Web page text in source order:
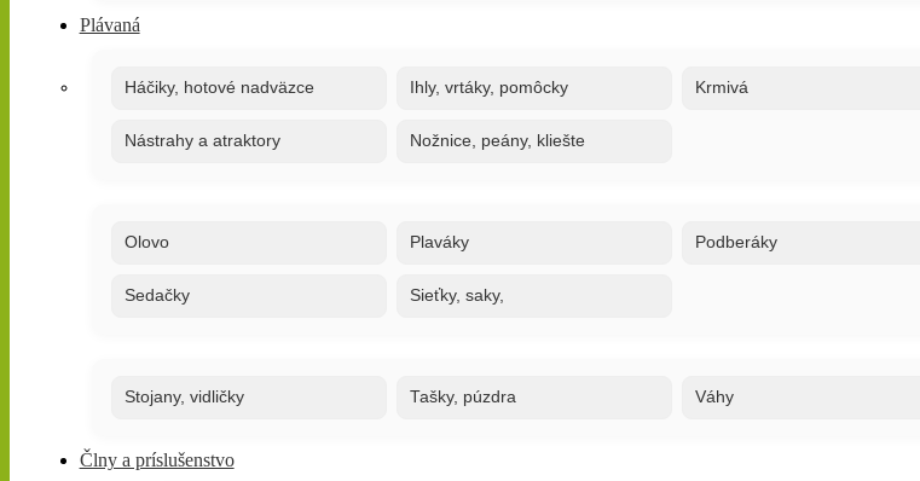
Plávaná
Háčiky, hotové nadväzce Ihly, vrtáky, pomôcky Krmivá
Nástrahy a atraktory Nožnice, peány, kliešte
Olovo Plaváky Podberáky
Sedačky Sieťky, saky,
Stojany, vidličky Tašky, púzdra Váhy
Člny a príslušenstvo